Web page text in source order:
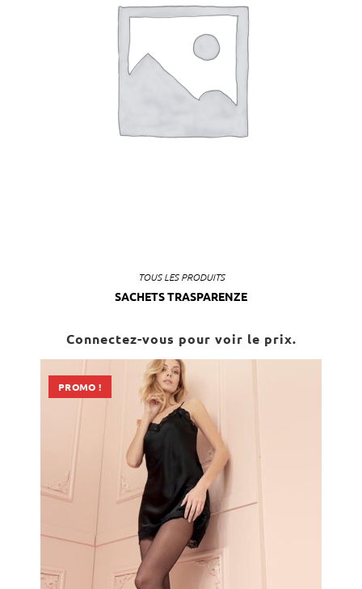
TOUS LES PRODUITS
SACHETS TRASPARENZE
Connectez-vous pour voir le prix.
PROMO !